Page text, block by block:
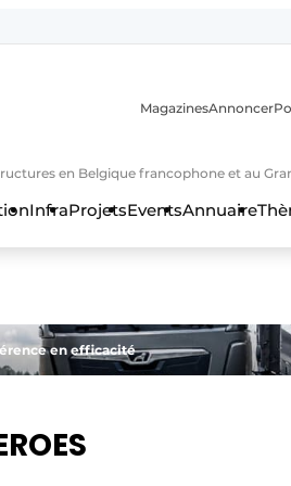
en Belgique francophone et au
MagazinesAnnoncer
InfraProjetsEventsAnnuaire
en efficacité